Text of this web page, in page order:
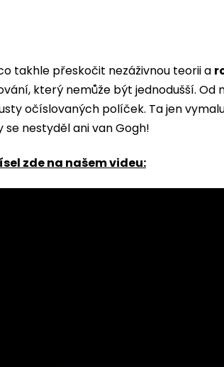
takhle přeskočit nezáživnou teorii a
který nemůže být jednodušší. Od
očíslovaných políček. Ta jen
nestyděl ani van Gogh!
zde na našem videu: